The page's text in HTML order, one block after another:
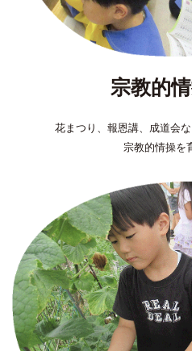
宗教的
花まつり、報恩講、成道会
宗教的情操を